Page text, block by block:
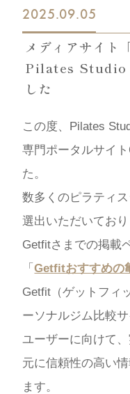
2025.09.05
メディアサイト
Pilates Studio
した
この度、Pilates
専門ポータルサイ
た。
数多くのピラティ
選出いただいており
Getfitさまでの掲載
「Getfitおすすめの
Getfit（ゲットフィ
ーソナルジム比較
ユーザーに向けて
元に信頼性の高い
ます。